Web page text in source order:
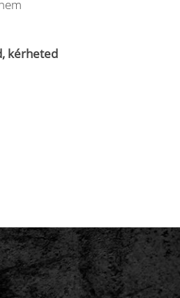
kérheted